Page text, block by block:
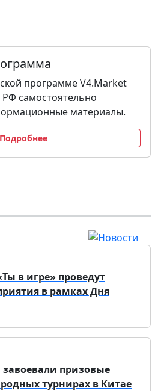
программе V4.Market
самостоятельно
материалы.
Подробнее
в игре» проведут
в рамках Дня
призовые
турнирах в Китае